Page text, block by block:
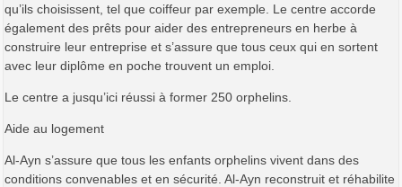
qu’ils choisissent, tel que coiffeur par exemple. Le centre accorde
également des prêts pour aider des entrepreneurs en herbe à
construire leur entreprise et s’assure que tous ceux qui en sortent
avec leur diplôme en poche trouvent un emploi.
Le centre a jusqu’ici réussi à former 250 orphelins.
Aide au logement
Al-Ayn s’assure que tous les enfants orphelins vivent dans des
conditions convenables et en sécurité. Al-Ayn reconstruit et réhabilite